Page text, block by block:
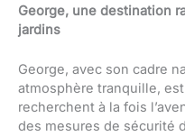
George, une destination
jardins
George, avec son cadre
atmosphère tranquille,
recherchent à la fois
des mesures de sécurité